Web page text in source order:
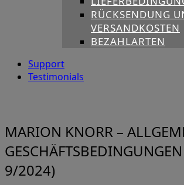
RÜCKSENDUNG
VERSANDKOSTEN
BEZAHLARTEN
Support
Testimonials
MARION KNORR –
9/2024)